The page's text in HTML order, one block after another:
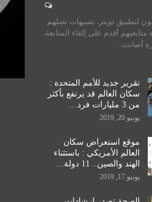
لتطبيق تويتر، بتنبيهات تصلهم
متابعيهم أقدم على إلغاء المتابعة،
أصابت…
تقرير جديد للأمم المتحدة :
سكان العالم قد يرتفع بأكثر
من 3 مليارات فرد…
يونيو 20, 2019
موقع استعراض سكان
العالم الأمريكي : باستثناء
الهند والصين.. 11 دولة…
يونيو 17, 2019
المرجع الكبير السيد
طلبة مدرسة نور
للدراسات الحوزوية،…